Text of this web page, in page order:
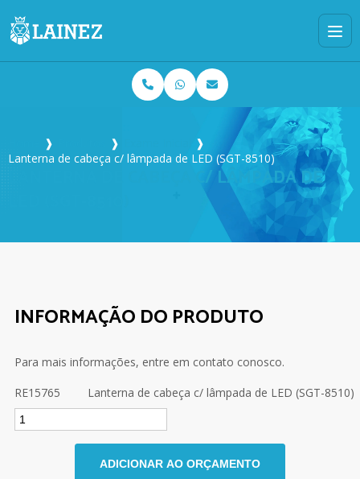
❱ ❱
❱
Lanterna de cabeça c/ lâmpada de LED (SGT-8510)
LANTERNA DE CABEÇA C/ LÂMPADA DE
INFORMAÇÃO DO PRODUTO
Para mais informações, entre em contato conosco.
RE15765
Lanterna de cabeça c/ lâmpada de LED (SGT-8510)